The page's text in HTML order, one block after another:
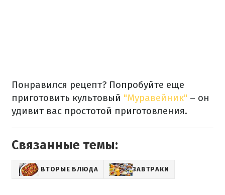
Понравился рецепт? Попробуйте еще
приготовить культовый "Муравейник" – он
удивит вас простотой приготовления.
Связанные темы:
ВТОРЫЕ БЛЮДА ЗАВТРАКИ